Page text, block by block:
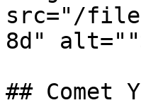
src="/files/
8d"
## Comet